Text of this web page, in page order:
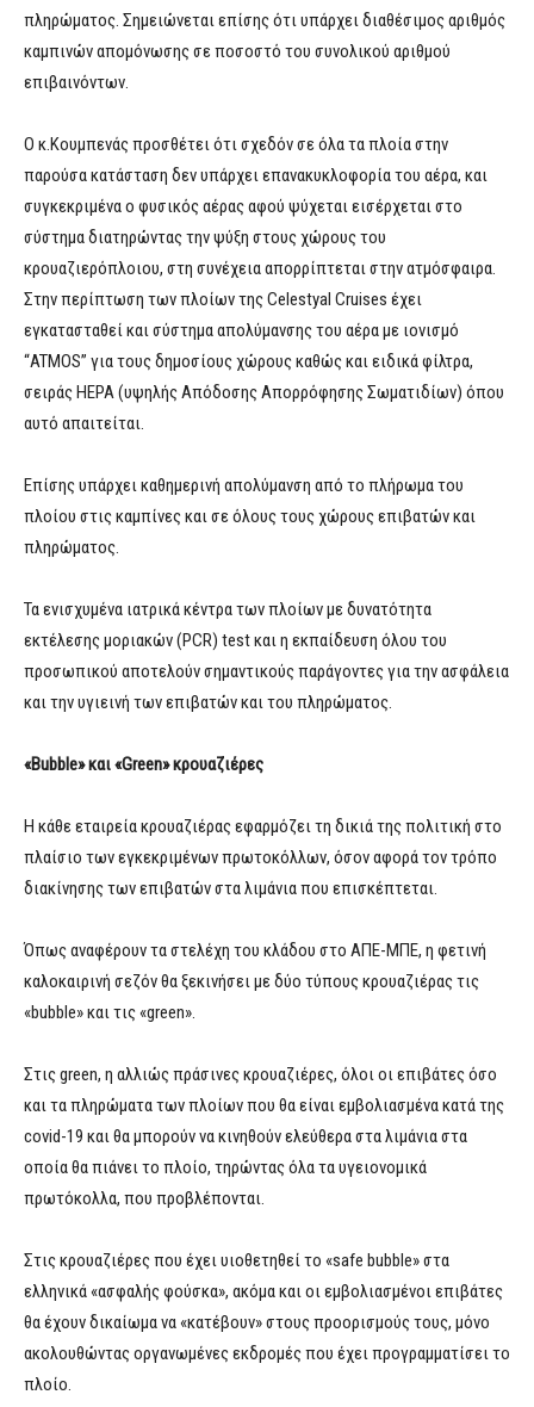
πληρώματος. Σημειώνεται επίσης ότι υπάρχει διαθέσιμος αριθμός
καμπινών απομόνωσης σε ποσοστό του συνολικού αριθμού
επιβαινόντων.
Ο κ.Κουμπενάς προσθέτει ότι σχεδόν σε όλα τα πλοία στην
παρούσα κατάσταση δεν υπάρχει επανακυκλοφορία του αέρα, και
συγκεκριμένα ο φυσικός αέρας αφού ψύχεται εισέρχεται στο
σύστημα διατηρώντας την ψύξη στους χώρους του
κρουαζιερόπλοιου, στη συνέχεια απορρίπτεται στην ατμόσφαιρα.
Στην περίπτωση των πλοίων της Celestyal Cruises έχει
εγκατασταθεί και σύστημα απολύμανσης του αέρα με ιονισμό
“ATMOS” για τους δημοσίους χώρους καθώς και ειδικά φίλτρα,
σειράς HEPA (υψηλής Απόδοσης Απορρόφησης Σωματιδίων) όπου
αυτό απαιτείται.
Επίσης υπάρχει καθημερινή απολύμανση από το πλήρωμα του
πλοίου στις καμπίνες και σε όλους τους χώρους επιβατών και
πληρώματος.
Τα ενισχυμένα ιατρικά κέντρα των πλοίων με δυνατότητα
εκτέλεσης μοριακών (PCR) test και η εκπαίδευση όλου του
προσωπικού αποτελούν σημαντικούς παράγοντες για την ασφάλεια
και την υγιεινή των επιβατών και του πληρώματος.
«Bubble» και «Green» κρουαζιέρες
Η κάθε εταιρεία κρουαζιέρας εφαρμόζει τη δικιά της πολιτική στο
πλαίσιο των εγκεκριμένων πρωτοκόλλων, όσον αφορά τον τρόπο
διακίνησης των επιβατών στα λιμάνια που επισκέπτεται.
Όπως αναφέρουν τα στελέχη του κλάδου στο ΑΠΕ-ΜΠΕ, η φετινή
καλοκαιρινή σεζόν θα ξεκινήσει με δύο τύπους κρουαζιέρας τις
«bubble» και τις «green».
Στις green, η αλλιώς πράσινες κρουαζιέρες, όλοι οι επιβάτες όσο
και τα πληρώματα των πλοίων που θα είναι εμβολιασμένα κατά της
covid-19 και θα μπορούν να κινηθούν ελεύθερα στα λιμάνια στα
οποία θα πιάνει το πλοίο, τηρώντας όλα τα υγειονομικά
πρωτόκολλα, που προβλέπονται.
Στις κρουαζιέρες που έχει υιοθετηθεί το «safe bubble» στα
ελληνικά «ασφαλής φούσκα», ακόμα και οι εμβολιασμένοι επιβάτες
θα έχουν δικαίωμα να «κατέβουν» στους προορισμούς τους, μόνο
ακολουθώντας οργανωμένες εκδρομές που έχει προγραμματίσει το
πλοίο.